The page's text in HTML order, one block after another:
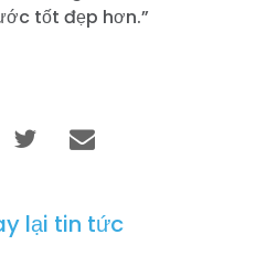
tốt đẹp hơn.”
lại tin tức